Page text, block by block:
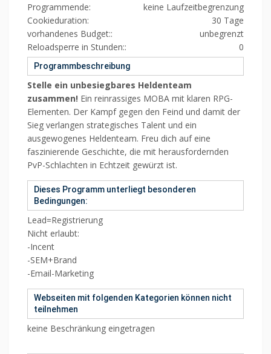
Programmende:
keine Laufzeitbegrenzung
Cookieduration:
30 Tage
vorhandenes Budget::
unbegrenzt
Reloadsperre in Stunden::
0
Programmbeschreibung
Stelle ein unbesiegbares Heldenteam
zusammen! Ein reinrassiges MOBA mit klaren RPG-
Elementen. Der Kampf gegen den Feind und damit der
Sieg verlangen strategisches Talent und ein
ausgewogenes Heldenteam. Freu dich auf eine
faszinierende Geschichte, die mit herausfordernden
PvP-Schlachten in Echtzeit gewürzt ist.
Dieses Programm unterliegt besonderen
Bedingungen:
Lead=Registrierung
Nicht erlaubt:
-Incent
-SEM+Brand
-Email-Marketing
Webseiten mit folgenden Kategorien können nicht
teilnehmen
keine Beschränkung eingetragen